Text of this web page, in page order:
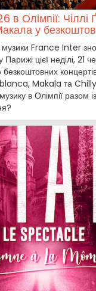
в Олімпії: Чіллі
у
France Inter
Парижі цієї неділі, 21
Makala та
музику в Олімпії